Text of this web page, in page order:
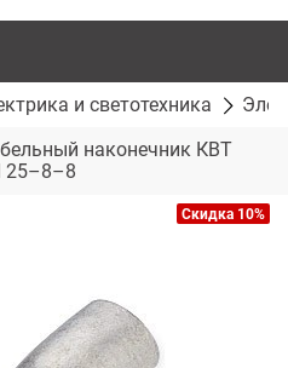
и светотехника
наконечник КВТ
Скидка 10%